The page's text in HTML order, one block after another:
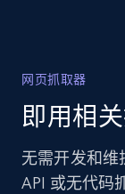
网页抓取器
即用相
无需开发和维
API 或无代码